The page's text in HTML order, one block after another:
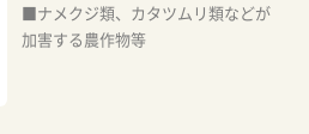
■ナメクジ類、カタツムリ類などが
加害する農作物等